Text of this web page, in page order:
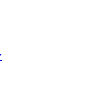
и гидроприводов
«ЛЕРУА
1